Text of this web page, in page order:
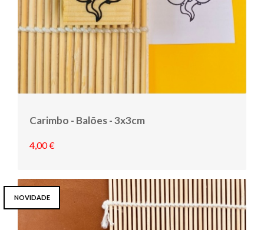
Carimbo - Balões - 3x3cm
4,00 €
NOVIDADE